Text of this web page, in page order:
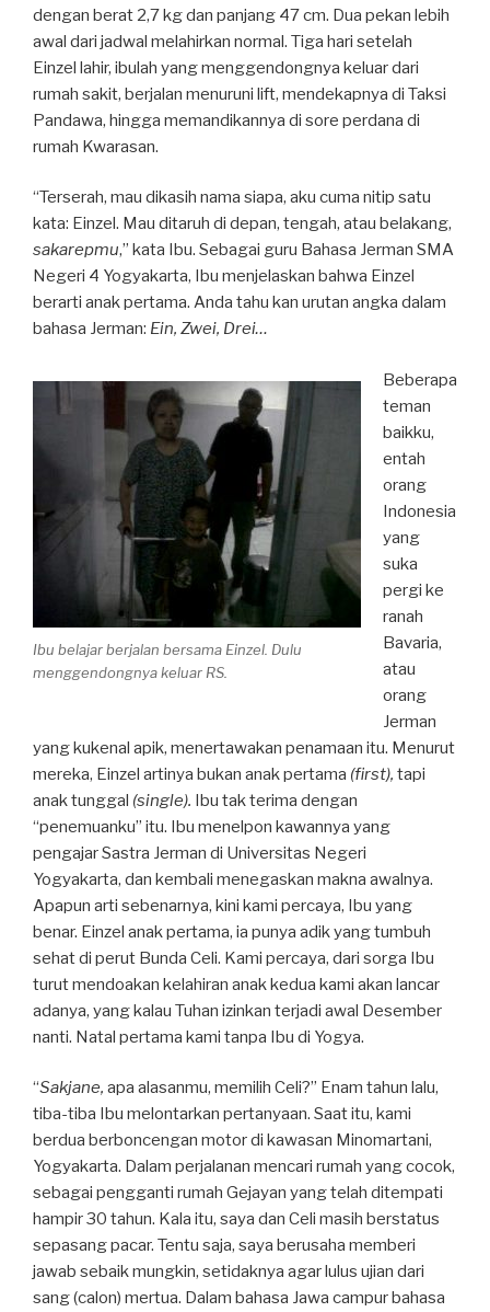
dengan berat 2,7 kg dan panjang 47 cm. Dua pekan lebih
awal dari jadwal melahirkan normal. Tiga hari setelah
Einzel lahir, ibulah yang menggendongnya keluar dari
rumah sakit, berjalan menuruni lift, mendekapnya di Taksi
Pandawa, hingga memandikannya di sore perdana di
rumah Kwarasan.
“Terserah, mau dikasih nama siapa, aku cuma nitip satu
kata: Einzel. Mau ditaruh di depan, tengah, atau belakang,
sakarepmu,” kata Ibu. Sebagai guru Bahasa Jerman SMA
Negeri 4 Yogyakarta, Ibu menjelaskan bahwa Einzel
berarti anak pertama. Anda tahu kan urutan angka dalam
bahasa Jerman: Ein, Zwei, Drei…
Ibu belajar berjalan bersama Einzel. Dulu
menggendongnya keluar RS.
Beberapa
teman
baikku,
entah
orang
Indonesia
yang
suka
pergi ke
ranah
Bavaria,
atau
orang
Jerman
yang kukenal apik, menertawakan penamaan itu. Menurut
mereka, Einzel artinya bukan anak pertama (first), tapi
anak tunggal (single). Ibu tak terima dengan
“penemuanku” itu. Ibu menelpon kawannya yang
pengajar Sastra Jerman di Universitas Negeri
Yogyakarta, dan kembali menegaskan makna awalnya.
Apapun arti sebenarnya, kini kami percaya, Ibu yang
benar. Einzel anak pertama, ia punya adik yang tumbuh
sehat di perut Bunda Celi. Kami percaya, dari sorga Ibu
turut mendoakan kelahiran anak kedua kami akan lancar
adanya, yang kalau Tuhan izinkan terjadi awal Desember
nanti. Natal pertama kami tanpa Ibu di Yogya.
“Sakjane, apa alasanmu, memilih Celi?” Enam tahun lalu,
tiba-tiba Ibu melontarkan pertanyaan. Saat itu, kami
berdua berboncengan motor di kawasan Minomartani,
Yogyakarta. Dalam perjalanan mencari rumah yang cocok,
sebagai pengganti rumah Gejayan yang telah ditempati
hampir 30 tahun. Kala itu, saya dan Celi masih berstatus
sepasang pacar. Tentu saja, saya berusaha memberi
jawab sebaik mungkin, setidaknya agar lulus ujian dari
sang (calon) mertua. Dalam bahasa Jawa campur bahasa